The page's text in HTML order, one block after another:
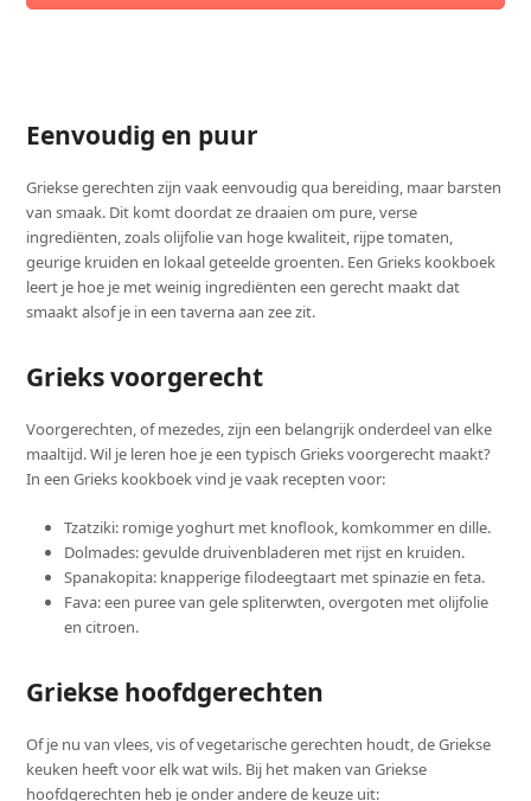
Eenvoudig en puur
Griekse gerechten zijn vaak eenvoudig qua bereiding, maar barsten
van smaak. Dit komt doordat ze draaien om pure, verse
ingrediënten, zoals olijfolie van hoge kwaliteit, rijpe tomaten,
geurige kruiden en lokaal geteelde groenten. Een Grieks kookboek
leert je hoe je met weinig ingrediënten een gerecht maakt dat
smaakt alsof je in een taverna aan zee zit.
Grieks voorgerecht
Voorgerechten, of mezedes, zijn een belangrijk onderdeel van elke
maaltijd. Wil je leren hoe je een typisch Grieks voorgerecht maakt?
In een Grieks kookboek vind je vaak recepten voor:
Tzatziki: romige yoghurt met knoflook, komkommer en dille.
Dolmades: gevulde druivenbladeren met rijst en kruiden.
Spanakopita: knapperige filodeegtaart met spinazie en feta.
Fava: een puree van gele spliterwten, overgoten met olijfolie
en citroen.
Griekse hoofdgerechten
Of je nu van vlees, vis of vegetarische gerechten houdt, de Griekse
keuken heeft voor elk wat wils. Bij het maken van Griekse
hoofdgerechten heb je onder andere de keuze uit: